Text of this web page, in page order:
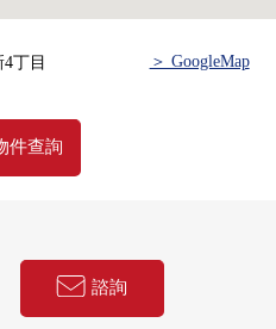
丁目 ＞ GoogleMap
件查詢
諮詢